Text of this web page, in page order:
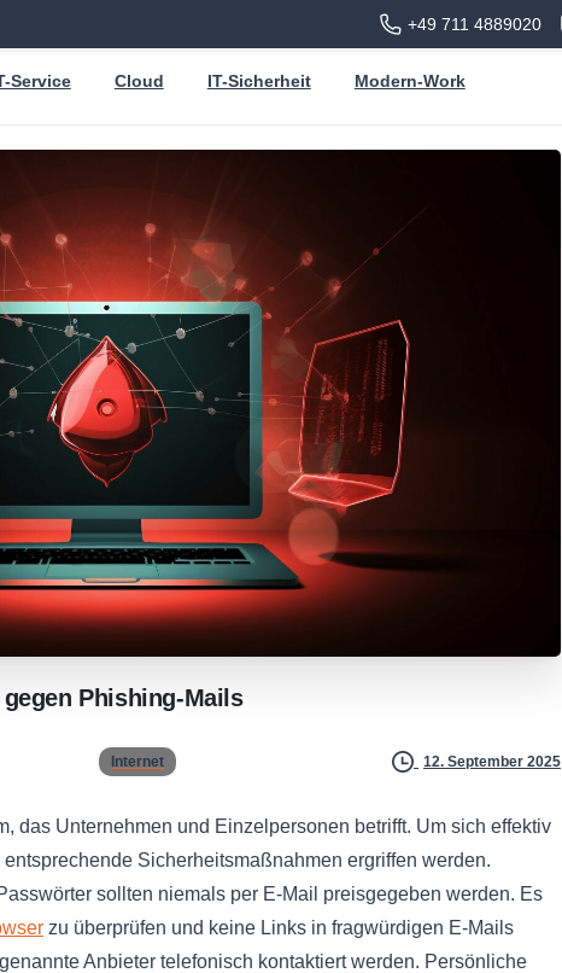
+49 711 4889020
Service Cloud IT-Sicherheit Modern-Work
gegen Phishing-Mails
Internet 12. September 2025
das Unternehmen und Einzelpersonen betrifft. Um sich effektiv
Sicherheitsmaßnahmen ergriffen werden.
sollten niemals per E-Mail preisgegeben werden. Es
zu überprüfen und keine Links in fragwürdigen E-Mails
Anbieter telefonisch kontaktiert werden. Persönliche